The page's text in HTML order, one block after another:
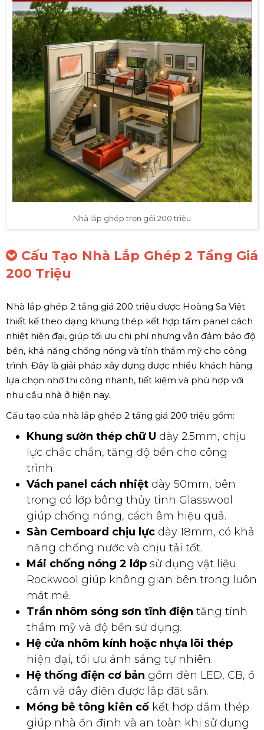
Nhà lắp ghép trọn gói 200 triệu
Cấu Tạo Nhà Lắp Ghép 2 Tầng Giá
200 Triệu
Nhà lắp ghép 2 tầng giá 200 triệu được Hoàng Sa Việt
thiết kế theo dạng khung thép kết hợp tấm panel cách
nhiệt hiện đại, giúp tối ưu chi phí nhưng vẫn đảm bảo độ
bền, khả năng chống nóng và tính thẩm mỹ cho công
trình. Đây là giải pháp xây dựng được nhiều khách hàng
lựa chọn nhờ thi công nhanh, tiết kiệm và phù hợp với
nhu cầu nhà ở hiện nay.
Cấu tạo của nhà lắp ghép 2 tầng giá 200 triệu gồm:
Khung sườn thép chữ U dày 2.5mm, chịu
lực chắc chắn, tăng độ bền cho công
trình.
Vách panel cách nhiệt dày 50mm, bên
trong có lớp bông thủy tinh Glasswool
giúp chống nóng, cách âm hiệu quả.
Sàn Cemboard chịu lực dày 18mm, có khả
năng chống nước và chịu tải tốt.
Mái chống nóng 2 lớp sử dụng vật liệu
Rockwool giúp không gian bên trong luôn
mát mẻ.
Trần nhôm sóng sơn tĩnh điện tăng tính
thẩm mỹ và độ bền sử dụng.
Hệ cửa nhôm kính hoặc nhựa lõi thép
hiện đại, tối ưu ánh sáng tự nhiên.
Hệ thống điện cơ bản gồm đèn LED, CB, ổ
cắm và dây điện được lắp đặt sẵn.
Móng bê tông kiên cố kết hợp dầm thép
giúp nhà ổn định và an toàn khi sử dụng